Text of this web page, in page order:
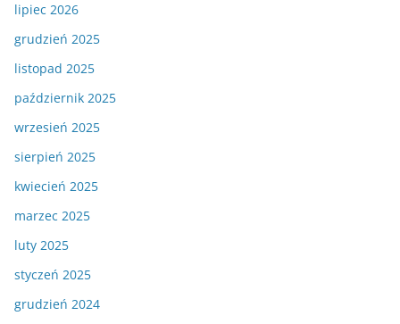
lipiec 2026
grudzień 2025
listopad 2025
październik 2025
wrzesień 2025
sierpień 2025
kwiecień 2025
marzec 2025
luty 2025
styczeń 2025
grudzień 2024